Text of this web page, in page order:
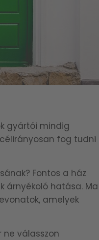
gyártói mindig
fog tudni
Fontos a ház
árnyékoló hatása. Ma
amelyek
ne válasszon